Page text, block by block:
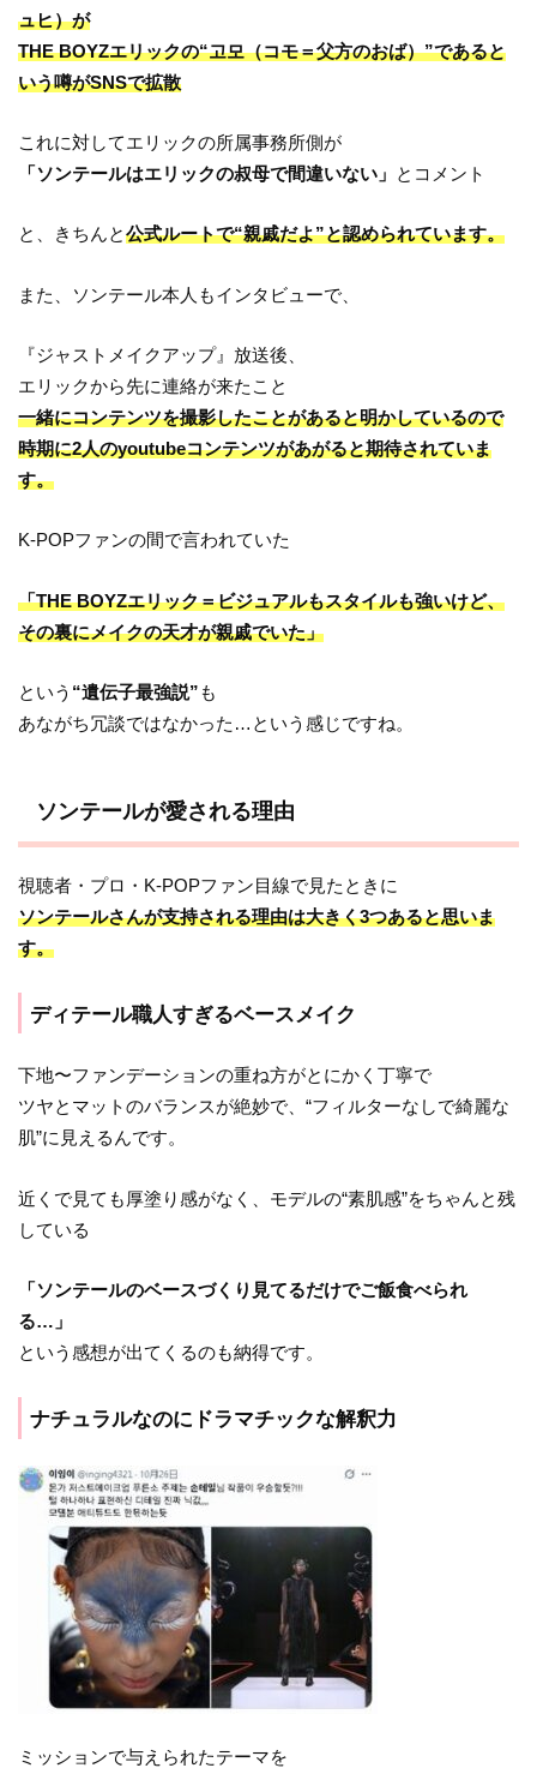
ュヒ）が
THE BOYZエリックの“고모（コモ＝父方のおば）”であると
いう噂がSNSで拡散
これに対してエリックの所属事務所側が
「ソンテールはエリックの叔母で間違いない」 とコメント
と、きちんと公式ルートで“親戚だよ”と認められています。
また、ソンテール本人もインタビューで、
『ジャストメイクアップ』放送後、
エリックから先に連絡が来たこと
一緒にコンテンツを撮影したことがあると明かしているので
時期に2人のyoutubeコンテンツがあがると期待されていま
す。
K-POPファンの間で言われていた
「THE BOYZエリック＝ビジュアルもスタイルも強いけど、
その裏にメイクの天才が親戚でいた」
という “遺伝子最強説”も
あながち冗談ではなかった…という感じですね。
ソンテールが愛される理由
視聴者・プロ・K-POPファン目線で見たときに
ソンテールさんが支持される理由は大きく3つあると思いま
す。
ディテール職人すぎるベースメイク
下地〜ファンデーションの重ね方がとにかく丁寧で
ツヤとマットのバランスが絶妙で、“フィルターなしで綺麗な
肌”に見えるんです。
近くで見ても厚塗り感がなく、モデルの“素肌感”をちゃんと残
している
「ソンテールのベースづくり見てるだけでご飯食べられ
る…」
という感想が出てくるのも納得です。
ナチュラルなのにドラマチックな解釈力
ミッションで与えられたテーマを